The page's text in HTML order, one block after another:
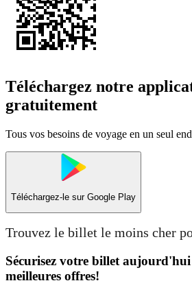
Téléchargez notre
gratuitement
Tous vos besoins de voyage en un seul
Téléchargez-le sur Google Play
Trouvez le billet le moins cher
Sécurisez votre billet
meilleures offres!